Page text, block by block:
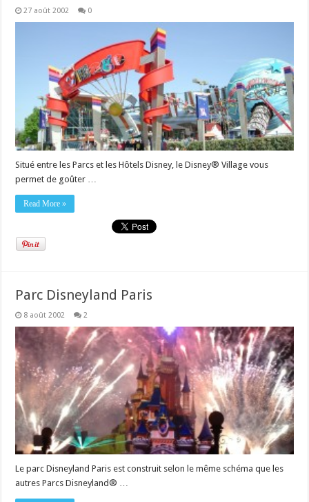
27 août 2002 0
Situé entre les Parcs et les Hôtels Disney, le Disney® Village vous
permet de goûter …
Read More »
Parc Disneyland Paris
8 août 2002 2
Le parc Disneyland Paris est construit selon le même schéma que les
autres Parcs Disneyland® …